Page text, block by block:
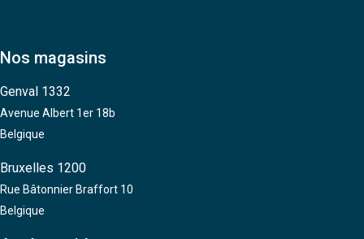
Nos magasins
Genval 1332
Avenue Albert 1er 18b
Belgique
Bruxelles 1200
Rue Bâtonnier Braffort 10
Belgique